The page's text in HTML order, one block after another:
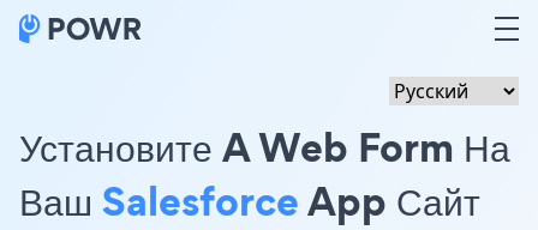
Установите A Web Form На
Ваш SalesforceApp Сайт